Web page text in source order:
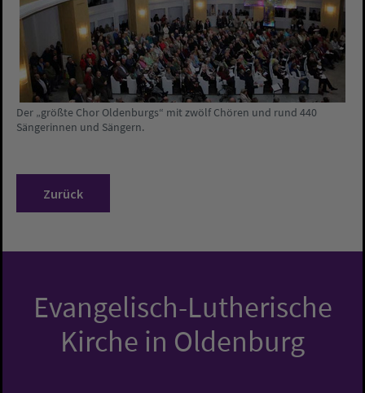
Der „größte Chor Oldenburgs“ mit zwölf Chören und rund 440
Sängerinnen und Sängern.
Zurück
Evangelisch-Lutherische
Kirche in Oldenburg